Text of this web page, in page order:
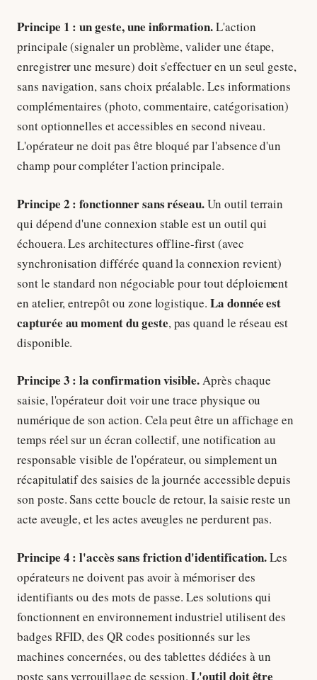
Principe 1 : un geste, une information.L'action
principale (signaler un problème, valider une étape,
enregistrer une mesure) doit s'effectuer en un seul geste,
sans navigation, sans choix préalable. Les informations
complémentaires (photo, commentaire, catégorisation)
sont optionnelles et accessibles en second niveau.
L'opérateur ne doit pas être bloqué par l'absence d'un
champ pour compléter l'action principale.
Principe 2 : fonctionner sans réseau.Un outil terrain
qui dépend d'une connexion stable est un outil qui
échouera. Les architectures offline-first (avec
synchronisation différée quand la connexion revient)
sont le standard non négociable pour tout déploiement
en atelier, entrepôt ou zone logistique. La donnée est
capturée au moment du geste, pas quand le réseau est
disponible.
Principe 3 : la confirmation visible.Après chaque
saisie, l'opérateur doit voir une trace physique ou
numérique de son action. Cela peut être un affichage en
temps réel sur un écran collectif, une notification au
responsable visible de l'opérateur, ou simplement un
récapitulatif des saisies de la journée accessible depuis
son poste. Sans cette boucle de retour, la saisie reste un
acte aveugle, et les actes aveugles ne perdurent pas.
Principe 4 : l'accès sans friction d'identification.Les
opérateurs ne doivent pas avoir à mémoriser des
identifiants ou des mots de passe. Les solutions qui
fonctionnent en environnement industriel utilisent des
badges RFID, des QR codes positionnés sur les
machines concernées, ou des tablettes dédiées à un
poste sans verrouillage de session.L'outil doit être